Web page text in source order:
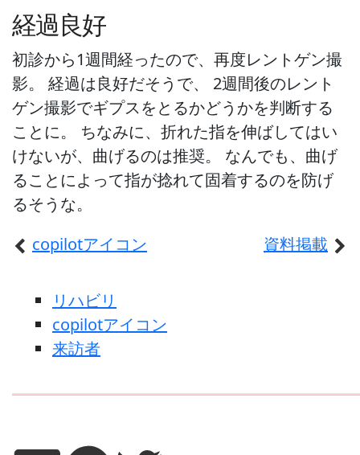
経過良好
初診から1週間経ったので、再度レントゲン撮
影。 経過は良好だそうで、 2週間後のレント
ゲン撮影でギプスをとるかどうかを判断する
ことに。 ちなみに、折れた指を伸ばしてはい
けないが、曲げるのは推奨。 なんでも、曲げ
ることによって指が捻れて固着するのを防げ
るそうな。
copilotアイコン
資料掲載
リハビリ
copilotアイコン
来訪者